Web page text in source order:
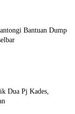
Bantuan Dump
Dua Pj Kades,